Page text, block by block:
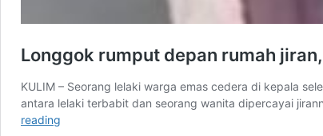
Longgok rumput depan rumah
KULIM – Seorang lelaki warga emas cedera di kepala
antara lelaki terbabit dan seorang wanita dipercayai
reading